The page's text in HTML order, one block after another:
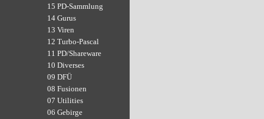
15 PD-Sammlung
14 Gurus
13 Viren
12 Turbo-Pascal
11 PD/Shareware
10 Diverses
09 DFÜ
08 Fusionen
07 Utilities
06 Gebirge